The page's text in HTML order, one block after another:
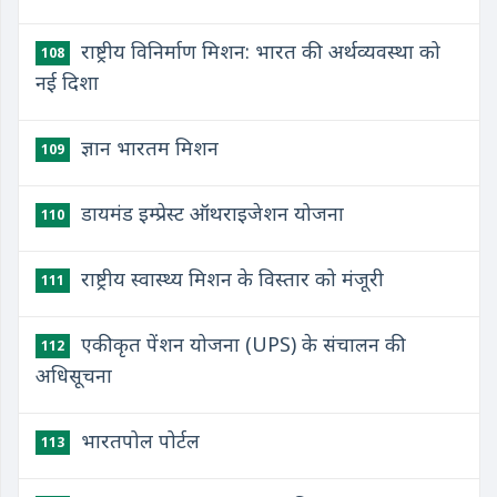
108
राष्ट्रीय विनिर्माण मिशन: भारत की अर्थव्यवस्था को
नई दिशा
109 ज्ञान भारतम मिशन
110 डायमंड इम्प्रेस्ट ऑथराइजेशन योजना
111 राष्ट्रीय स्वास्थ्य मिशन के विस्तार को मंजूरी
112
एकीकृत पेंशन योजना (UPS) के संचालन की
अधिसूचना
113 भारतपोल पोर्टल